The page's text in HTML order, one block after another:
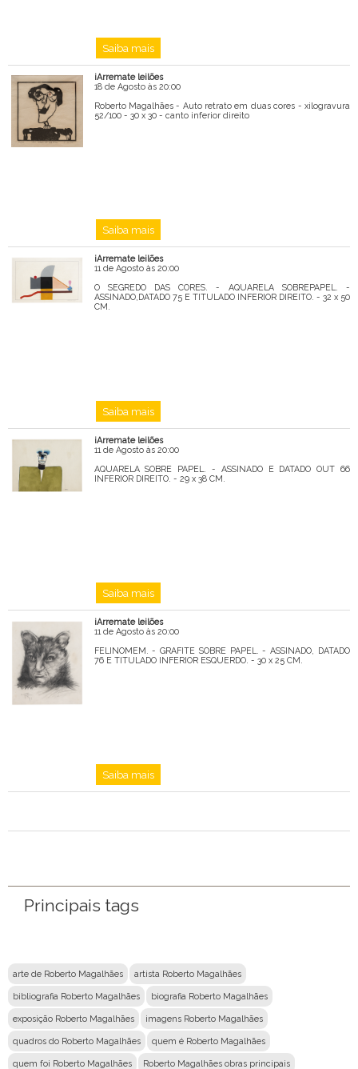
Saiba mais
iArremate leilões
18 de Agosto às 20:00
Roberto Magalhães - Auto retrato em duas cores - xilogravura
52/100 - 30 x 30 - canto inferior direito
Saiba mais
iArremate leilões
11 de Agosto às 20:00
O SEGREDO DAS CORES. - AQUARELA SOBREPAPEL. -
ASSINADO,DATADO 75 E TITULADO INFERIOR DIREITO. - 32 x 50
CM.
Saiba mais
iArremate leilões
11 de Agosto às 20:00
AQUARELA SOBRE PAPEL. - ASSINADO E DATADO OUT 66
INFERIOR DIREITO. - 29 x 38 CM.
Saiba mais
iArremate leilões
11 de Agosto às 20:00
FELINOMEM. - GRAFITE SOBRE PAPEL. - ASSINADO, DATADO
76 E TITULADO INFERIOR ESQUERDO. - 30 x 25 CM.
Saiba mais
Principais tags
arte de Roberto Magalhães artista Roberto Magalhães
bibliografia Roberto Magalhães biografia Roberto Magalhães
exposição Roberto Magalhães imagens Roberto Magalhães
quadros do Roberto Magalhães quem é Roberto Magalhães
quem foi Roberto Magalhães Roberto Magalhães obras principais